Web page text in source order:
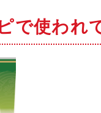
で使われ